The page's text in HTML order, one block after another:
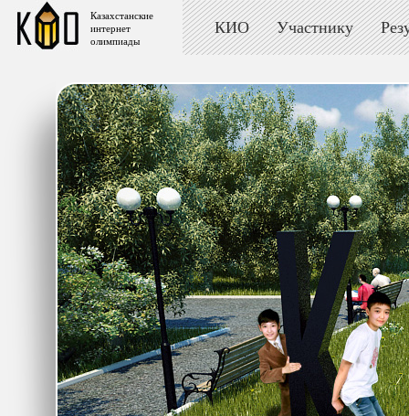
Казахстанские
интернет
олимпиады
КИО Участнику